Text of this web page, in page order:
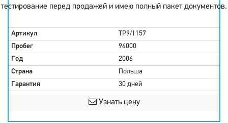
тестирование перед продажей и имею полный пакет документов.
Артикул
TP9/1157
Пробег
94000
Год
2006
Страна
Польша
Гарантия
30 дней
Узнать цену